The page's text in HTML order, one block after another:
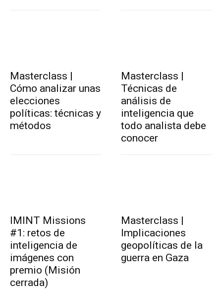
Masterclass |
Cómo analizar unas
elecciones
políticas: técnicas y
métodos
Masterclass |
Técnicas de
análisis de
inteligencia que
todo analista debe
conocer
IMINT Missions
#1: retos de
inteligencia de
imágenes con
premio (Misión
cerrada)
Masterclass |
Implicaciones
geopolíticas de la
guerra en Gaza